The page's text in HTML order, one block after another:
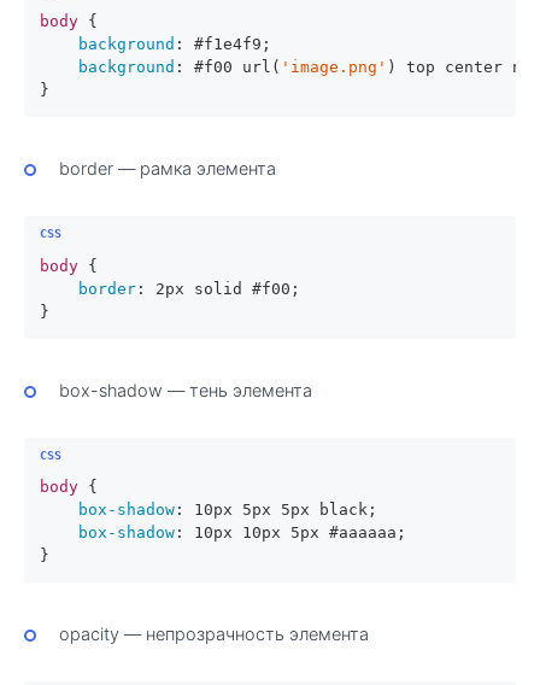
body {
background : #f1e4f9 ;
background : #f00 url ( 'image.png' ) top center
}
border — рамка элемента
body {
border: 2px solid #f00 ;
}
box-shadow — тень элемента
body {
box-shadow: 10px 5px 5px black;
box-shadow: 10px 10px 5px #aaaaaa ;
}
opacity — непрозрачность элемента